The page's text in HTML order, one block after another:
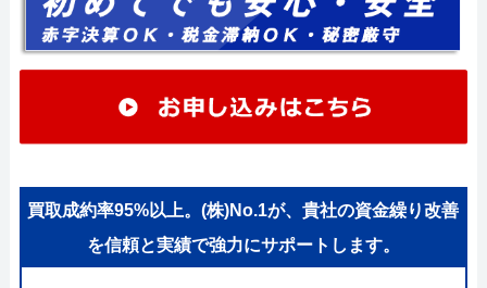
買取成約率95%以上。(株)No.1が、貴社の資金繰り改善
を信頼と実績で強力にサポートします。